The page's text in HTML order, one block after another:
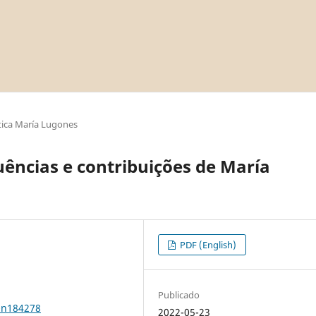
María Lugones
e contribuições de María
PDF (English)
Publicado
2022-05-23